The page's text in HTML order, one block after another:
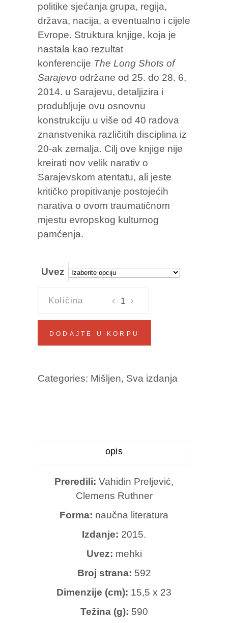
politike sjećanja grupa, regija,
država, nacija, a eventualno i cijele
Evrope. Struktura knjige, koja je
nastala kao rezultat
konferencije The Long Shots of
Sarajevo održane od 25. do 28. 6.
2014. u Sarajevu, detaljizira i
produbljuje ovu osnovnu
konstrukciju u više od 40 radova
znanstvenika različitih disciplina iz
20-ak zemalja. Cilj ove knjige nije
kreirati nov velik narativ o
Sarajevskom atentatu, ali jeste
kritičko propitivanje postojećih
narativa o ovom traumatičnom
mjestu evropskog kulturnog
pamćenja.
Uvez
PUCNJI
1914.
količina
DODAJTE U KORPU
Categories: Mišljen, Sva izdanja
opis
Preredili: Vahidin Preljević,
Clemens Ruthner
Forma: naučna literatura
Izdanje: 2015.
Uvez: mehki
Broj strana: 592
Dimenzije (cm): 15,5 x 23
Težina (g): 590